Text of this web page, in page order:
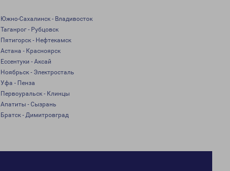
Южно-Сахалинск - Владивосток
Таганрог - Рубцовск
Пятигорск - Нефтекамск
Астана - Красноярск
Ессентуки - Аксай
Ноябрьск - Электросталь
Уфа - Пенза
Первоуральск - Клинцы
Апатиты - Сызрань
Братск - Димитровград